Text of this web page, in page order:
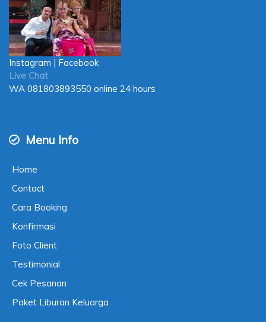
Instagram | Facebook
Live Chat
WA 081803893550 online 24 hours
Menu Info
Home
Contact
Cara Booking
Konfirmasi
Foto Client
Testimonial
Cek Pesanan
Paket Liburan Keluarga